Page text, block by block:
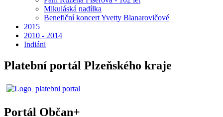
Mikuláská nadílka
Benefiční koncert Yvetty Blanarovičové
2015
2010 - 2014
Indiáni
Platební portál Plzeňského kraje
Portál Občan+